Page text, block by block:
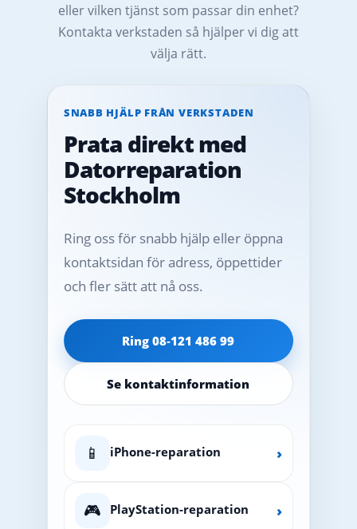
eller vilken tjänst som passar din enhet?
Kontakta verkstaden så hjälper vi dig att
välja rätt.
SNABB HJÄLP FRÅN VERKSTADEN
Prata direkt med
Datorreparation
Stockholm
Ring oss för snabb hjälp eller öppna
kontaktsidan för adress, öppettider
och fler sätt att nå oss.
Ring 08‑121 486 99
Se kontaktinformation
📱 iPhone-reparation ›
🎮 PlayStation-reparation ›